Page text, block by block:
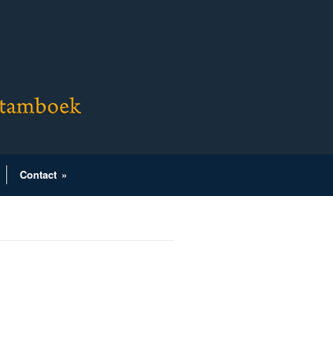
Contact »